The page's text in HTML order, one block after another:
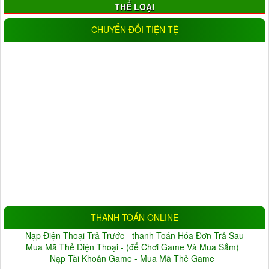
THỂ LOẠI
IP(11)
Wifi(17) IP wifi(19)
Đang cập nhật(10)
BẢO HÀNH
Không (1) Thỏa thuận(22)
(0) 2 tháng(0)
CHUYỂN ĐỔI TIỆN TỆ
THANH TOÁN ONLINE
Nạp Điện Thoại Trả Trước - thanh Toán Hóa Đơn Trả Sau
Mua Mã Thẻ Điện Thoại - (để Chơi Game Và Mua Sắm)
Nạp Tài Khoản Game - Mua Mã Thẻ Game